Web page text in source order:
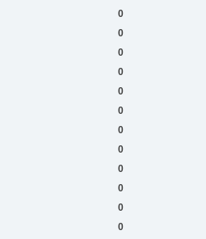
0
0
0
0
0
0
0
0
0
0
0
0